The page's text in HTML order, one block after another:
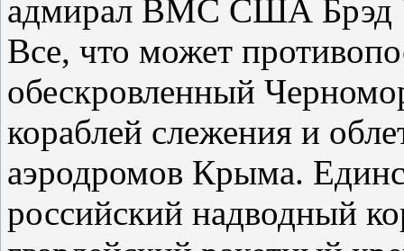
адмирал ВМС США Брэд
Все, что может
обескровленный
кораблей слежения и
аэродромов Крыма.
российский надводный